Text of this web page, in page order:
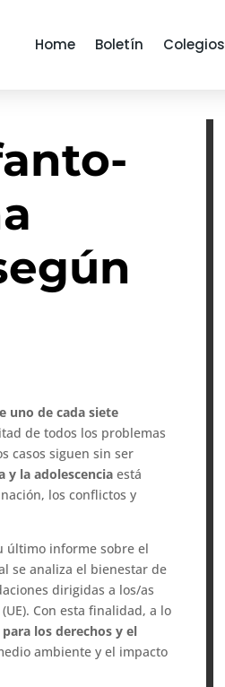
Home Boletín Colegios
uno de cada siete
de todos los problemas
casos siguen sin ser
y la adolescenciaestá
los conflictos y
último informe sobre el
se analiza el bienestar de
dirigidas a los/as
Con esta finalidad, a lo
los derechos y el
ambiente y el impacto